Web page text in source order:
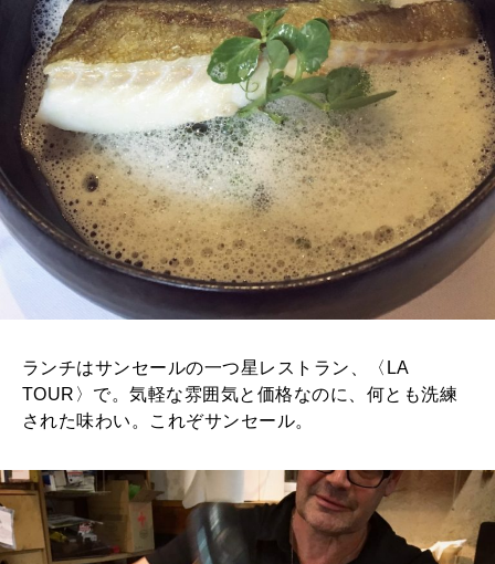
ランチはサンセールの一つ星レストラン、〈LA
TOUR〉で。気軽な雰囲気と価格なのに、何とも洗練
された味わい。これぞサンセール。